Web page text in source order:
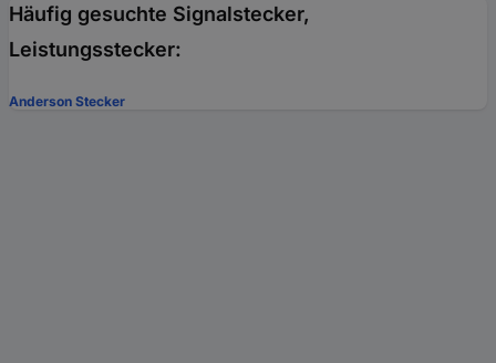
Häufig gesuchte Signalstecker,
Leistungsstecker:
Anderson Stecker